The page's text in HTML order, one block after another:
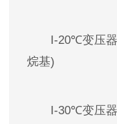
I-20℃变压
烷基)
I-30℃变压